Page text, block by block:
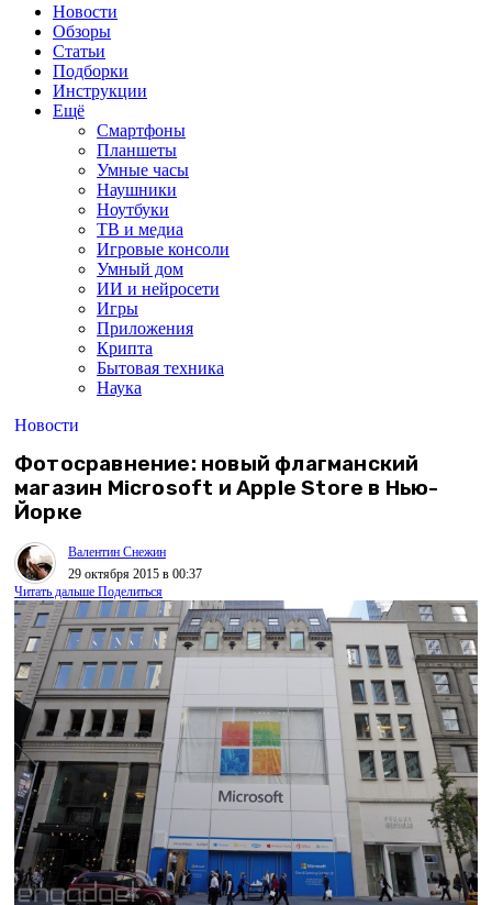
Новости
Обзоры
Статьи
Подборки
Инструкции
Ещё
Смартфоны
Планшеты
Умные часы
Наушники
Ноутбуки
ТВ и медиа
Игровые консоли
Умный дом
ИИ и нейросети
Игры
Приложения
Крипта
Бытовая техника
Наука
Новости
Фотосравнение: новый флагманский
магазин Microsoft и Apple Store в Нью-
Йорке
Валентин Снежин
29 октября 2015 в 00:37
Читать дальше Поделиться